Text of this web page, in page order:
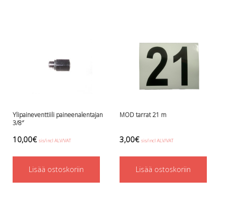
Valaisimet, akkukotelot yms.
Käsivalaisimet ja strobot
Wingit, selkälevyt ja tarvikkeet
Wingit
Wings ja selkälevytarvikkeet
Ylipaineventtiili paineenalentajan
3/8″
10,00€ sis/incl ALV/VAT
Lisää ostoskoriin
MOD tarrat 21 m
3,00€ sis/incl ALV/VAT
Lisää ostoskoriin